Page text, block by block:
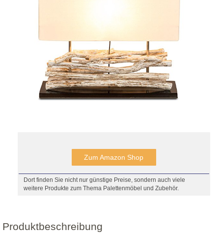
Zum Amazon Shop
Dort finden Sie nicht nur günstige Preise, sondern auch viele
weitere Produkte zum Thema Palettenmöbel und Zubehör.
Produktbeschreibung